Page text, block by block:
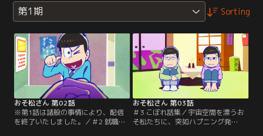
第1期 Sorting
おそ松さん 第02話
※第1話は諸般の事情により、配信
を終了いたしました。／＃2 就職し
おそ松さん 第03話
＃3 こぼれ話集／宇宙空間を漂うお
そ松たちに、突如ハプニング発